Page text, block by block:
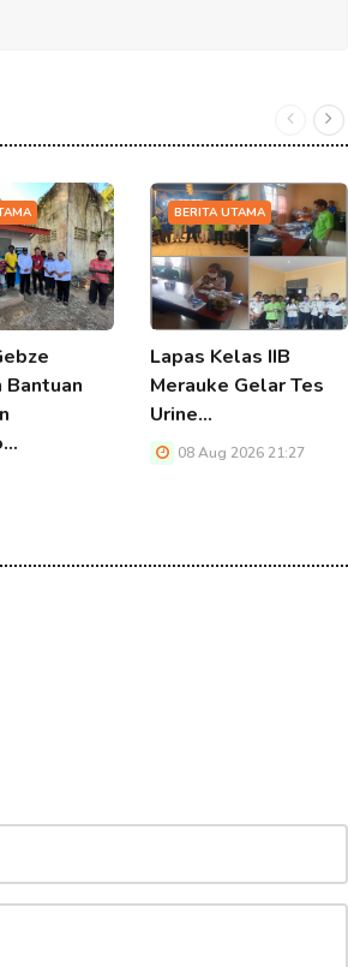
Bantuan
BERITA UTAMA
Lapas Kelas IIB
Merauke Gelar Tes
Urine…
08 Aug 2026 21:27